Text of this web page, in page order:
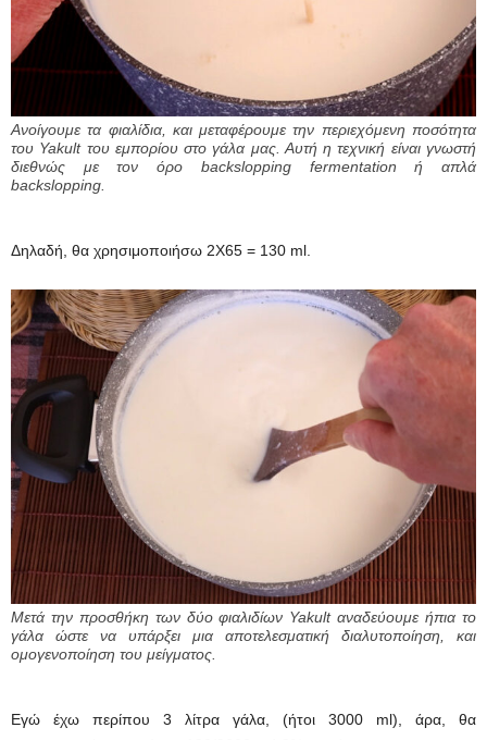
Ανοίγουμε τα φιαλίδια, και μεταφέρουμε την περιεχόμενη ποσότητα
του Yakult του εμπορίου στο γάλα μας. Αυτή η τεχνική είναι γνωστή
διεθνώς με τον όρο backslopping fermentation ή απλά
backslopping.
Δηλαδή, θα χρησιμοποιήσω 2Χ65 = 130 ml.
Μετά την προσθήκη των δύο φιαλιδίων Yakult αναδεύουμε ήπια το
γάλα ώστε να υπάρξει μια αποτελεσματική διαλυτοποίηση, και
ομογενοποίηση του μείγματος.
Εγώ έχω περίπου 3 λίτρα γάλα, (ήτοι 3000 ml), άρα, θα